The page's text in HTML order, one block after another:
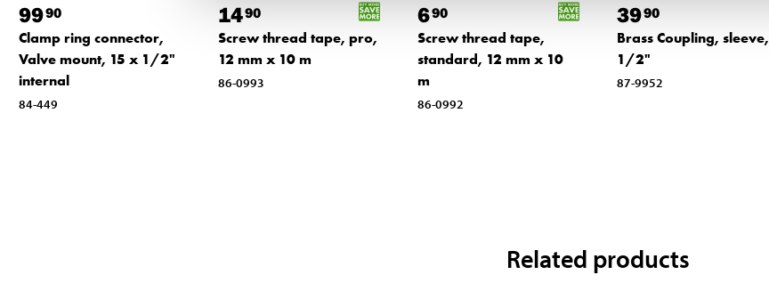
9990
Clamp ring connector,
Valve mount, 15 x 1/2"
internal
84-449
1490
Screw thread tape, pro,
12 mm x 10 m
86-0993
690
Screw thread tape,
standard, 12 mm x 10
m
86-0992
3990
Brass Coupling, sleeve,
1/2"
87-9952
Related products